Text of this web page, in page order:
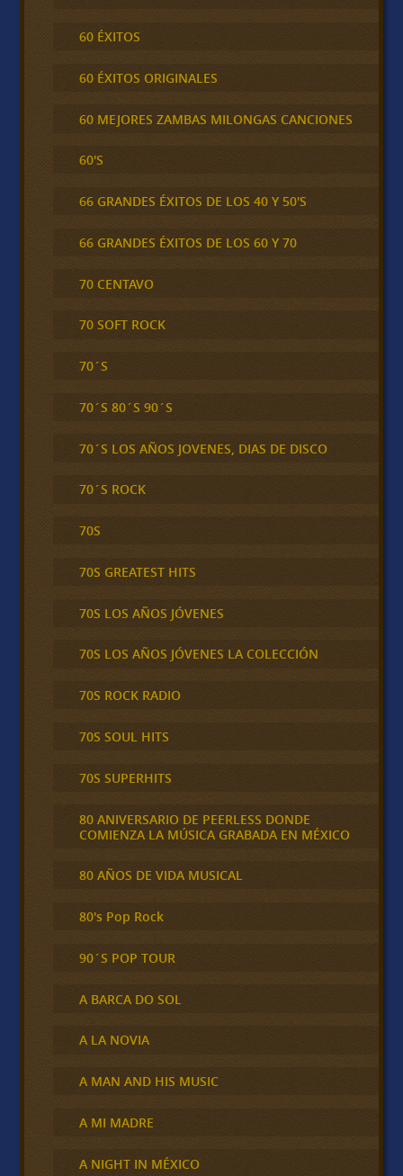
60 ÉXITOS
60 ÉXITOS ORIGINALES
60 MEJORES ZAMBAS MILONGAS CANCIONES
60'S
66 GRANDES ÉXITOS DE LOS 40 Y 50'S
66 GRANDES ÉXITOS DE LOS 60 Y 70
70 CENTAVO
70 SOFT ROCK
70´S
70´S 80´S 90´S
70´S LOS AÑOS JOVENES, DIAS DE DISCO
70´S ROCK
70S
70S GREATEST HITS
70S LOS AÑOS JÓVENES
70S LOS AÑOS JÓVENES LA COLECCIÓN
70S ROCK RADIO
70S SOUL HITS
70S SUPERHITS
80 ANIVERSARIO DE PEERLESS DONDE
COMIENZA LA MÚSICA GRABADA EN MÉXICO
80 AÑOS DE VIDA MUSICAL
80's Pop Rock
90´S POP TOUR
A BARCA DO SOL
A LA NOVIA
A MAN AND HIS MUSIC
A MI MADRE
A NIGHT IN MÉXICO